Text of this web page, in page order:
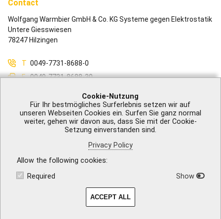
Cookie-Nutzung
Für Ihr bestmögliches Surferlebnis setzen wir auf
unseren Webseiten Cookies ein. Surfen Sie ganz normal
weiter, gehen wir davon aus, dass Sie mit der Cookie-
Setzung einverstanden sind.
Privacy Policy
Allow the following cookies
Required
Show
ACCEPT ALL
Contact
Wolfgang Warmbier GmbH & Co. KG Systeme gegen Elektrostatik
Untere Giesswiesen
78247 Hilzingen
T 0049-7731-8688-0
F
0049-7731-8688-30
Privacy Policy